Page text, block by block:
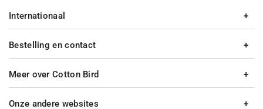
Bestelling en contact
Meer over Cotton Bird
Internationaal
Onze andere websites